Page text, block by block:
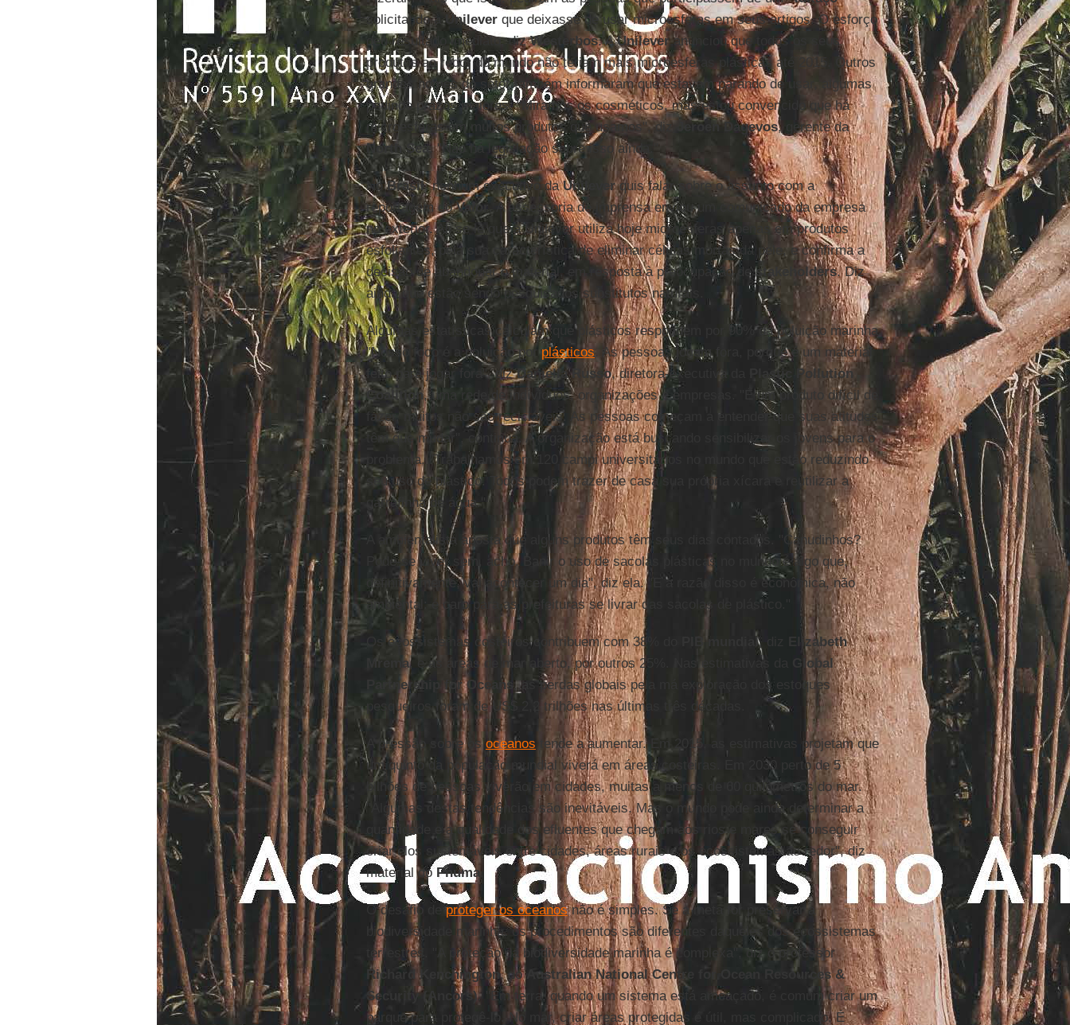
solicitando àUnileverque deixasse de usar microesferas em seus artigos. O esforço
deu resultado imediato, dizWesterbos. AUnileveranunciou que todos os seus
produtos ao redor do mundo não teriam mais microesferas plásticas até 2015. Outros
grandes nomes do setor também informaram que estavam parando de usar, algumas
pedindo prazos maiores. "Miramos os cosméticos, mas estou convencido que há
microesferas em muitos produtos que usamos", diz Jeroen Dagevos, gerente da
North Sea. "Não há legislação sobre isso ainda."
NoBrasil, nenhum executivo daUnileverquis falar sobre o assunto com a
reportagem doValor
. A assessoria de imprensa enviou um comunicado da empresa
no exterior. Ali se lê que a Unilever utiliza hoje microesferas apenas em produtos
esfoliantes, pela sua característica de eliminar células mortas da pele, e confirma a
decisão de abandonar o material, em resposta à preocupação destakeholders. Diz
ainda que estão sendo pesquisados substitutos naturais.
Algumas estatísticas calculam que plásticos respondem por 90% da poluição marinha.
"Nosso foco é a poluição por plásticos . As pessoas jogam fora, porque é um material
feito para jogar fora", dizDaniella Russo, diretora-executiva da
Plastic Pollution
Coalition, uma rede de indíviduos, organizações e empresas. "É um produto difícil de
fazer, muitos não são recicláveis. As pessoas começam a entender que suas atitudes
têm que mudar", continua. A organização está buscando sensibilizar os jovens para o
problema. "Trabalhamos em 120 campi universitários no mundo que estão reduzindo
seu uso de plástico. Todos podem trazer de casa sua própria xícara e reutilizar a
garrafinha de água."
A ambientalista aposta que alguns produtos têm seus dias contados. "Canudinhos?
Pode-se viver sem, acho. Banir o uso de sacolas plásticas no mundo é algo que,
definitivamente, vai acontecer um dia", diz ela. "E a razão disso é econômica, não
ambiental: é caro para as prefeituras se livrar das sacolas de plástico."
Os ecossistemas costeiros contribuem com 38% do PIB mundial, diz
Elizabeth
Mrema, e as áreas de mar aberto, por outros 25%. Nas estimativas da
Global
Partnership for Oceans , as perdas globais pela má exploração dos estoques
pesqueiros foram de US$ 2,2 trilhões nas últimas três décadas.
A pressão sobre os oceanos tende a aumentar. Em 2015, as estimativas projetam que
um quinto da população mundial viverá em áreas costeiras. Em 2030 perto de 5
bilhões de pessoas viverão em cidades, muitas a menos de 60 quilômetros do mar.
"Algumas destas tendências são inevitáveis. Mas o mundo pode ainda determinar a
quantidade e a qualidade dos efluentes que chegam aos rios e mares se conseguir
criar elos sustentáveis entre cidades, áreas rurais e os ecossistemas ao redor", diz
material doPnuma.
O desafio deproteger os oceanosnão é simples. Se a meta for preservar a
biodiversidade marinha, os procedimentos são diferentes daqueles dos ecossistemas
terrestres. "A proteção da biodiversidade marinha é complexa", diz o professor
Richard Kenchington, doAustralian National Centre for Ocean Resources &
Security (Ancors). "Em terra, quando um sistema está ameaçado, é comum criar um
parque para protegê-lo. No mar, criar áreas protegidas é útil, mas complicado. É